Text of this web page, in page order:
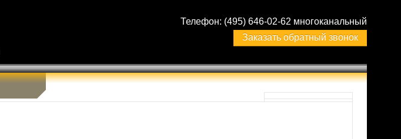
Телефон: (495) 646-02-62 многоканальный
Заказать обратный звонок